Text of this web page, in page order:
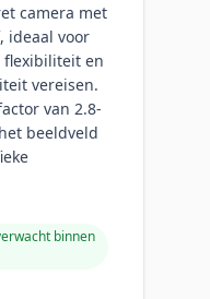
camera met
ideaal voor
flexibiliteit en
vereisen.
van 2.8-
beeldveld
binnen